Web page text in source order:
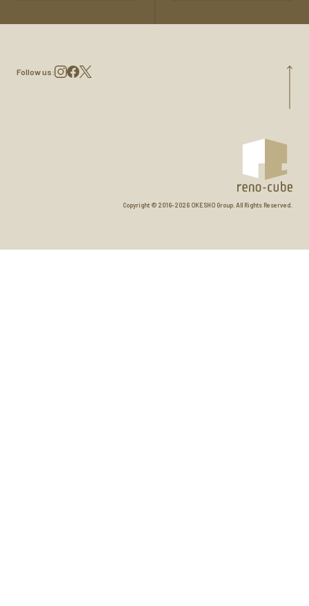
Follow us:
Copyright © 2016-2026 OKESHO Group. All Rights Reserved.